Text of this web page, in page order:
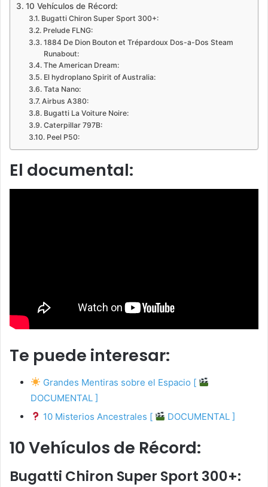
10 Vehículos de Récord:
Bugatti Chiron Super Sport 300+:
Prelude FLNG:
1884 De Dion Bouton et Trépardoux Dos-a-Dos Steam
Runabout:
The American Dream:
El hydroplano Spirit of Australia:
Tata Nano:
Airbus A380:
Bugatti La Voiture Noire:
Caterpillar 797B:
Peel P50:
El documental:
Te puede interesar:
Grandes Mentiras sobre el Espacio [
DOCUMENTAL ]
10 Misterios Ancestrales [
DOCUMENTAL ]
10 Vehículos de Récord:
Bugatti Chiron Super Sport 300+: